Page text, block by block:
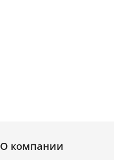
О компании